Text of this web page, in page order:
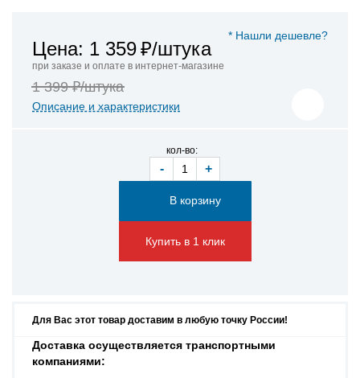
* Нашли дешевле?
Цена: 1 359₽/штука
при заказе и оплате в интернет-магазине
1 399 ₽/штука
Описание и характеристики
кол-во:
- +
Купить в 1 клик
Для Вас этот товар доставим в любую точку России!
Доставка осуществляется транспортными
компаниями: